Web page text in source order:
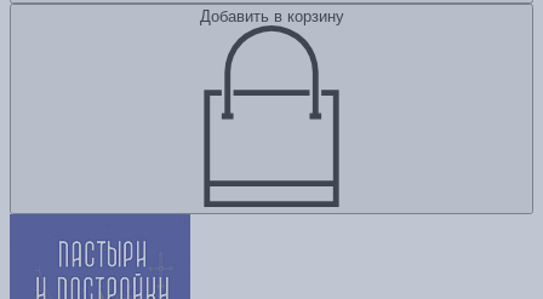
Добавить в корзину